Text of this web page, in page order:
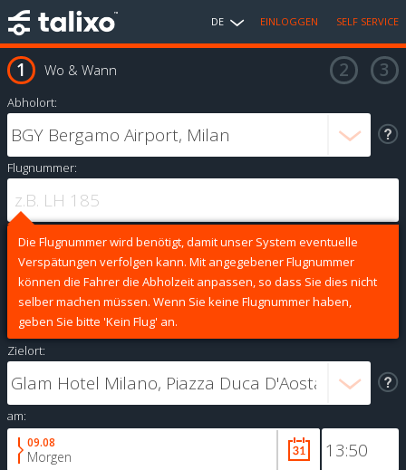
DE EINLOGGEN SELF SERVICE
Wo & Wann
Abholort:
Flugnummer:
Die Flugnummer wird benötigt, damit unser System eventuelle
Verspätungen verfolgen kann. Mit angegebener Flugnummer
können die Fahrer die Abholzeit anpassen, so dass Sie dies nicht
selber machen müssen. Wenn Sie keine Flugnummer haben,
geben Sie bitte 'Kein Flug' an.
Zielort:
am:
09.08
Morgen